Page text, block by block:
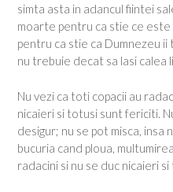
simta asta in adancul fiintei
moarte pentru ca stie ce este
pentru ca stie ca Dumnezeu
nu trebuie decat sa lasi calea
Nu vezi ca toti copacii au
nicaieri si totusi sunt fericiti.
desigur; nu se pot misca, insa
bucuria cand ploua,
radacini si nu se duc nicaieri